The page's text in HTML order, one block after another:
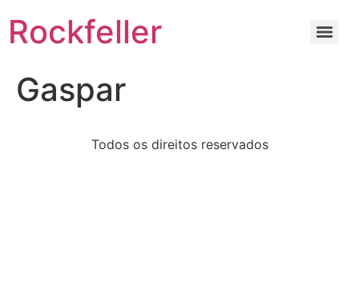
Rockfeller
Gaspar
Todos os direitos reservados